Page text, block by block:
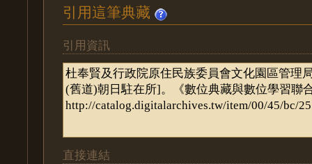
引用這筆典藏
引用資訊
直接連結